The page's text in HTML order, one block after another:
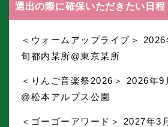
選出の際に確保いただきたい日程
＜ウォームアップライブ＞
旬都内某所@東京某所
＜りんご音楽祭2026＞ 2026年9
@松本アルプス公園
＜ゴーゴーアワード＞ 2027年3